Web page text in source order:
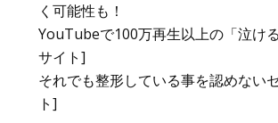
く可能性も！
YouTubeで100万再生以上の「泣け
サイト]
それでも整形している事を認めない
ト]